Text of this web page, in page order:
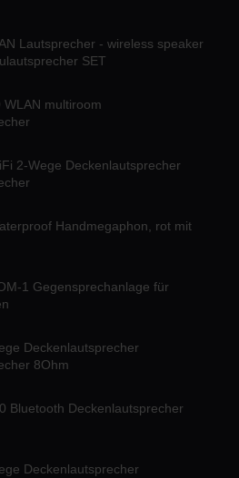
Lautsprecher - wireless speaker
SET
WLAN multiroom
2-Wege Deckenlautsprecher
Handmegaphon, rot mit
1 Gegensprechanlage für
Deckenlautsprecher
8Ohm
Bluetooth Deckenlautsprecher
Deckenlautsprecher